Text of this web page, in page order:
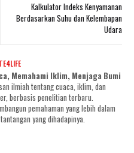
Kalkulator Indeks Kenyamanan
Berdasarkan Suhu dan Kelembapan
Udara
Memahami Iklim, Menjaga Bumi
ilmiah tentang cuaca, iklim, dan
berbasis penelitian terbaru.
pemahaman yang lebih dalam
yang dihadapinya.